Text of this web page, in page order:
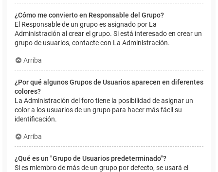
¿Cómo me convierto en Responsable del Grupo?
El Responsable de un grupo es asignado por La
Administración al crear el grupo. Si está interesado en crear un
grupo de usuarios, contacte con La Administración.
Arriba
¿Por qué algunos Grupos de Usuarios aparecen en diferentes
colores?
La Administración del foro tiene la posibilidad de asignar un
color a los usuarios de un grupo para hacer más fácil su
identificación.
Arriba
¿Qué es un "Grupo de Usuarios predeterminado"?
Si es miembro de más de un grupo por defecto, se usará el